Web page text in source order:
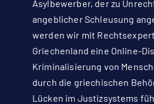
Asylbewerber, der zu
angeblicher Schleusung
werden wir mit
Griechenland eine Online-
Kriminalisierung von
durch die griechischen
Lücken im Justizsystems